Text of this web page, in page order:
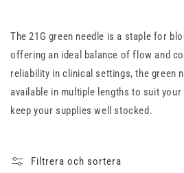
The 21G green needle is a staple for
offering an ideal balance of flow and
reliability in clinical settings, the green
available in multiple lengths to suit
keep your supplies well stocked.
Filtrera och sortera